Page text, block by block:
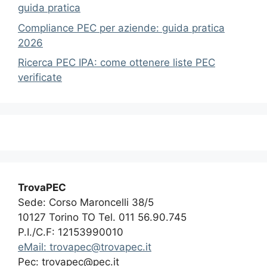
guida pratica
Compliance PEC per aziende: guida pratica
2026
Ricerca PEC IPA: come ottenere liste PEC
verificate
TrovaPEC
Sede: Corso Maroncelli 38/5
10127 Torino TO Tel. 011 56.90.745
P.I./C.F: 12153990010
eMail: trovapec@trovapec.it
Pec: trovapec@pec.it